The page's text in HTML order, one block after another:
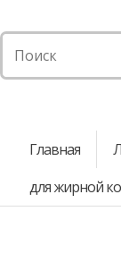
Главная
для жирной